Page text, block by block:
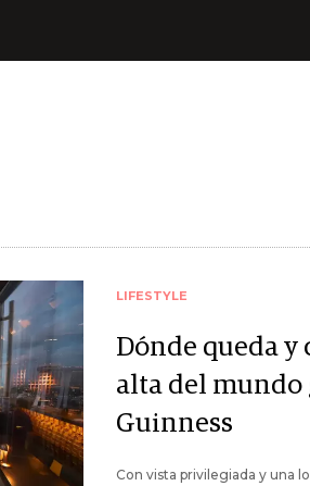
LIFESTYLE
Dónde queda y
alta del mundo
Guinness
Con vista privilegiada y una